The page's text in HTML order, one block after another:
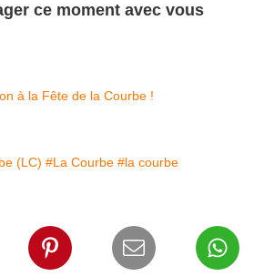
ce moment avec vous
(LC) #La Courbe #la courbe